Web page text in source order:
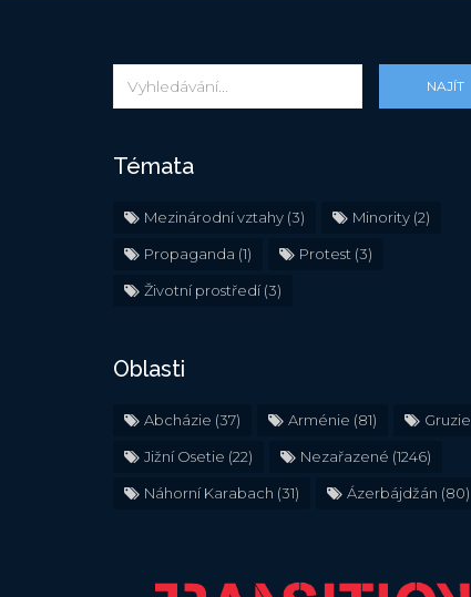
NAJÍT
Témata
Mezinárodní vztahy (3) Minority (2)
Propaganda (1) Protest (3)
Životní prostředí(3)
Oblasti
Abcházie (37) Arménie (81) Gruzie
Jižní Osetie (22) Nezařazené (1246)
Náhorní Karabach (31) Ázerbájdžán (80)